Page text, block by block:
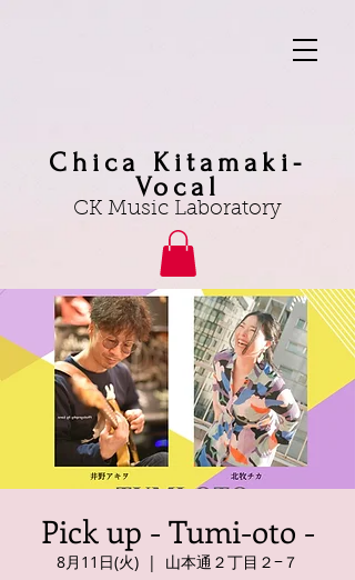
Chica Kitamaki-
Vocal
CK Music Laboratory
Pick up - Tumi-oto -
8月11日(火)
  |
山本通２丁目２−７